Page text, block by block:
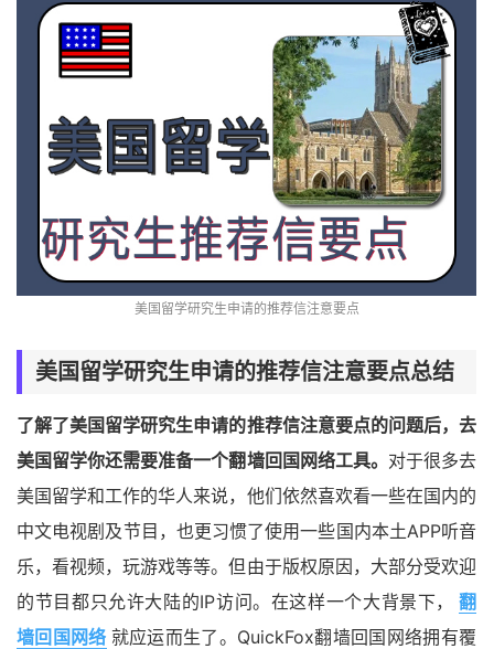
美国留学研究生申请的推荐信注意要点
美国留学研究生申请的推荐信注意要点总结
了解了美国留学研究生申请的推荐信注意要点的问题后，去
美国留学你还需要准备一个翻墙回国网络工具。 对于很多去
美国留学和工作的华人来说，他们依然喜欢看一些在国内的
中文电视剧及节目，也更习惯了使用一些国内本土APP听音
乐，看视频，玩游戏等等。但由于版权原因，大部分受欢迎
的节目都只允许大陆的IP访问。在这样一个大背景下，
翻
墙回国网络 就应运而生了。QuickFox翻墙回国网络拥有覆